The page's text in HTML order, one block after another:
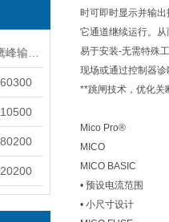
时可即时显示并输
它通道继续运行。从
易于安装-无需特殊
现场或通过控制器诊
**跳闸技术，优化关
Mico Pro®
MICO
MICO BASIC
• 预设电流范围
• 小尺寸设计